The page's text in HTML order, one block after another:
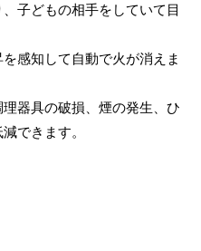
子どもの相手をしていて目
感知して自動で火が消えま
器具の破損、煙の発生、ひ
できます。